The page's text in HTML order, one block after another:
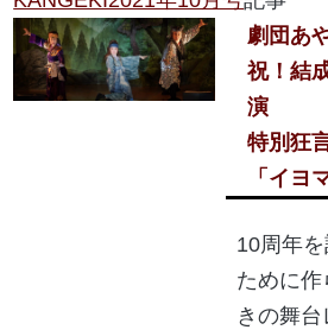
劇団あ
祝！結
演
特別狂
「イヨ
10周年
ために
きの舞